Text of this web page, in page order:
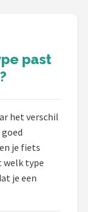
past
het verschil
je fiets
type
je een